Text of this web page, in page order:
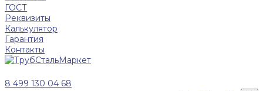
ГОСТ
Реквизиты
Калькулятор
Гарантия
Контакты
8 499 130 04 68